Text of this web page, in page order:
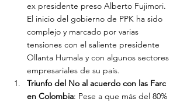
ex presidente preso Alberto Fujimori.
El inicio del gobierno de PPK ha sido
complejo y marcado por varias
tensiones con el saliente presidente
Ollanta Humala y con algunos sectores
empresariales de su país.
Triunfo del No al acuerdo con las Farc
en Colombia: Pese a que más del 80%